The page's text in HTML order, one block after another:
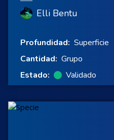
Elli Bentu
Profundidad: Superficie
Cantidad: Grupo
Estado:
Validado